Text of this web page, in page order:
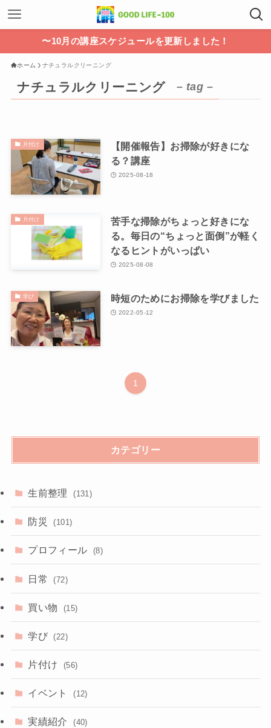
〜10月の講座スケジュールを更新しました！
ホーム ナチュラルクリーニング
ナチュラルクリーニング – tag –
片付け
【開催報告】お掃除が好きにな
る？講座
2025-08-18
片付け
苦手な掃除がちょっと好きにな
る。毎日の“ちょっと面倒”が軽く
なるヒントがいっぱい
2025-08-08
学び 時短のためにお掃除を学びました
2022-05-12
1
カテゴリー
生前整理 (131)
防災 (101)
プロフィール (8)
日常 (72)
買い物 (15)
学び (22)
片付け (56)
イベント (12)
実績紹介 (40)